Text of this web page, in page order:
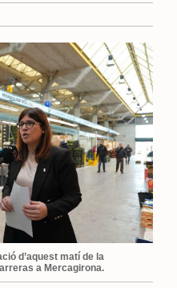
d’aquest matí de la
a Mercagirona.